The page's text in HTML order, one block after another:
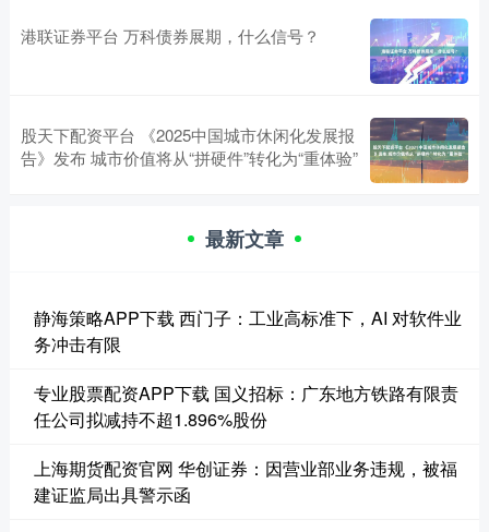
港联证券平台 万科债券展期，什么信号？
股天下配资平台 《2025中国城市休闲化发展报
告》发布 城市价值将从“拼硬件”转化为“重体验”
最新文章
静海策略APP下载 西门子：工业高标准下，AI 对软件业
务冲击有限
专业股票配资APP下载 国义招标：广东地方铁路有限责
任公司拟减持不超1.896%股份
上海期货配资官网 华创证券：因营业部业务违规，被福
建证监局出具警示函